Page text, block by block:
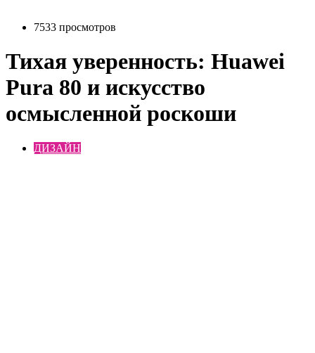
7533 просмотров
Тихая уверенность: Huawei
Pura 80 и искусство
осмысленной роскоши
ДИЗАЙН